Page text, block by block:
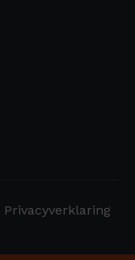
Privacyverklaring